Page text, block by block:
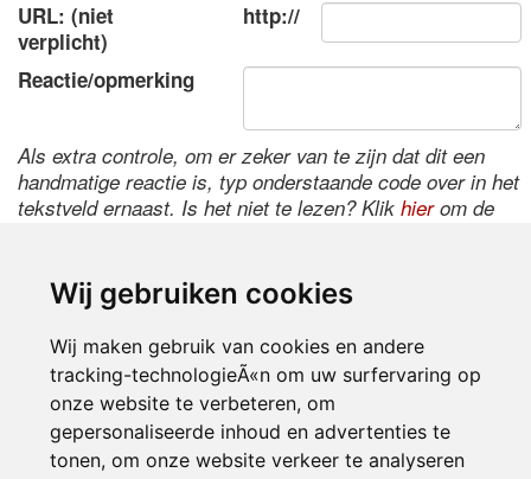
Wij gebruiken cookies
Wij maken gebruik van cookies en andere
tracking-technologieÃ«n om uw surfervaring op
onze website te verbeteren, om
gepersonaliseerde inhoud en advertenties te
tonen, om onze website verkeer te analyseren
URL: (niet
verplicht)
http://
Reactie/opmerking
Als extra controle, om er zeker van te zijn dat dit een
handmatige reactie is, typ onderstaande code over in het
tekstveld ernaast. Is het niet te lezen? Klik hierom de